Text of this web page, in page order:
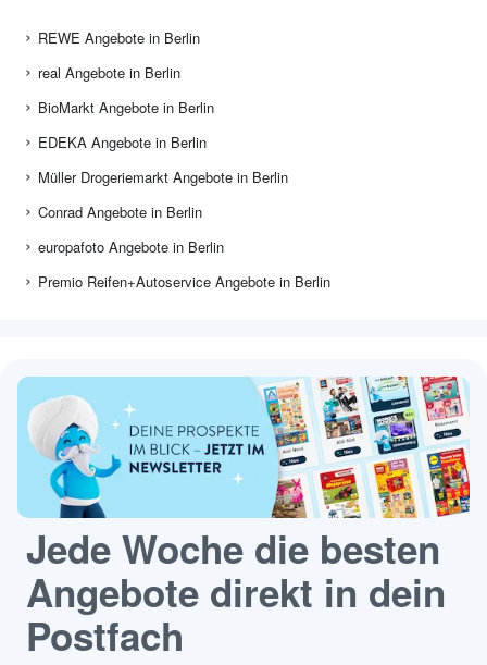
REWE Angebote in Berlin
real Angebote in Berlin
BioMarkt Angebote in Berlin
EDEKA Angebote in Berlin
Müller Drogeriemarkt Angebote in Berlin
Conrad Angebote in Berlin
europafoto Angebote in Berlin
Premio Reifen+Autoservice Angebote in Berlin
Jede Woche die besten
Angebote direkt in dein
Postfach